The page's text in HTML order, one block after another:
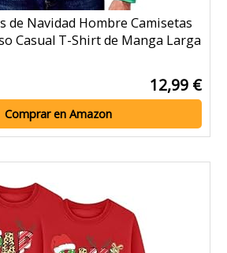
de Navidad Hombre Camisetas
Casual T-Shirt de Manga Larga
12,99 €
Comprar en Amazon